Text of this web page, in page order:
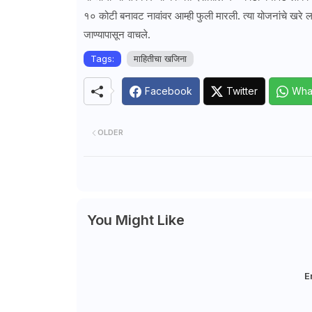
१० कोटी बनावट नावांवर आम्ही फुली मारली. त्या योजनांचे खरे
जाण्यापासून वाचले.
Tags: माहितीचा खजिना
Facebook Twitter
OLDER
You Might Like